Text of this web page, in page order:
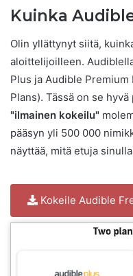
Kuinka
Olin yllättynyt siitä,
aloittelijoilleen.
Plus ja Audible Premium
Plans). Tässä on se
"ilmainen kokeilu"
pääsyn yli 500 000
näyttää, mitä etuja
Kokeile Audible